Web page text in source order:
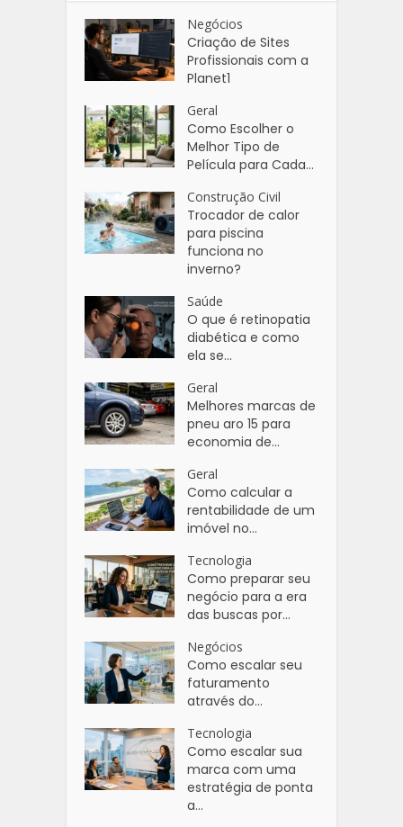
Negócios
Criação de Sites
Profissionais com a
Planet1
Geral
Como Escolher o
Melhor Tipo de
Película para Cada...
Construção Civil
Trocador de calor
para piscina
funciona no
inverno?
Saúde
O que é retinopatia
diabética e como
ela se...
Geral
Melhores marcas de
pneu aro 15 para
economia de...
Geral
Como calcular a
rentabilidade de um
imóvel no...
Tecnologia
Como preparar seu
negócio para a era
das buscas por...
Negócios
Como escalar seu
faturamento
através do...
Tecnologia
Como escalar sua
marca com uma
estratégia de ponta
a...